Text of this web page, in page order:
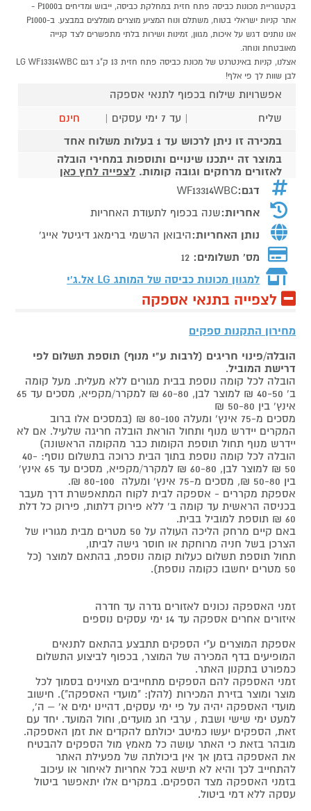
בקטגוריית מכונות כביסה פתח חזית במחלקת כביסה, ייבוש ומדיחים בP1000 -
אתר קניות ישראלי בטוח, משתלם ונוח המציע מוצרים מומלצים במבצע. ב-P1000
אנו נותנים דגש על איכות, מגוון, זמינות ושירות בלתי מתפשרים לצד קנייה
מאובטחת ונוחה.
אצלנו, קניות באינטרנט של מכונת כביסה פתח חזית 13 ק"ג דגם LG WF13314WBC
לבן שוות לך פי אלף!
אפשרויות שילוח בכפוף לתנאי אספקה
שליח
| עד 7 ימי עסקים |
חינם
במכירה זו ניתן לרכוש עד 1 בעלות משלוח אחד
במוצר זה ייתכנו שינויים ותוספות במחירי הובלה
לאזורים מרחקים וגובה קומות. לצפייה לחץ כאן
דגם:WF13314WBC
אחריות:שנה בכפוף לתעודת האחריות
נותן האחריות:היבואן הרשמי ברימאג דיגיטל אייג'
מס' תשלומים: 12
למגוון מכונות כביסה של המותג LG אל.ג'י
לצפייה בתנאי אספקה
מחירון התקנות ספקים
הובלה/פינוי חריגים (לרבות ע"י מנוף) תוספת תשלום לפי
דרישת המוביל.
הובלה לכל קומה נוספת בבית מגורים ללא מעלית. מעל קומה
ב' 40-50 ₪ למוצר לבן, 60-80 ₪ למקרר/מקפיא, מסכים עד 65
אינץ' בין 50-80 ₪
מסכים מ-75 אינץ' ומעלה 80-100 ₪ (במסכים אלו ברוב
המקרים יידרש מנוף ותחול הוראת הובלה חריגה שלעיל. אם לא
יידרש מנוף תחול תוספת הקומות כבר מהקומה הראשונה)
הובלה לכל קומה נוספת בתוך הבית כרוכה בתשלום נוסף: 40-
50 ₪ למוצר לבן, 60-80 ₪ למקרר/מקפיא, מסכים עד 65 אינץ'
בין 50-80 ₪, מסכים מ-75 אינץ' ומעלה 80-100 ₪.
אספקת מקררים - אספקה לבית לקוח המתאפשרת דרך מעבר
בכניסה הראשית עד קומה ב' ללא פירוק דלתות, פירוק כל דלת
60 ₪ תוספת למוביל בבית.
באם קיים מרחק הליכה העולה על 50 מטרים מבית מגוריו של
הצרכן בשל חניה מרוחקת או חוסר גישה לביתו,
תחול תוספת תשלום כעלות קומה נוספת, בהתאם למוצר (כל
50 מטרים יחשבו כקומה נוספת).
זמני האספקה נכונים לאזורים גדרה עד חדרה
איזורים אחרים אספקה עד 14 ימי עסקים נוספים
אספקת המוצרים ע"י הספקים תתבצע בהתאם לתנאים
המופיעים בדף המכירה של המוצר, בכפוף לביצוע התשלום
כמפורט בתקנון האתר.
זמני האספקה להם הספקים מתחייבים מצוינים בסמוך לכל
מוצר ומוצר בזירת המכירות (להלן: "מועדי האספקה"). חישוב
מועדי האספקה יהיה על פי ימי עסקים, דהיינו ימים א' – ה',
למעט ימי שישי ושבת , ערבי חג מועדים, וחול המועד. יחד עם
זאת, הספקים יעשו כמיטב יכולתם להקדים את זמן האספקה.
מובהר בזאת כי האתר עושה כל מאמץ מול הספקים להבטיח
את האספקה בזמן אך אין ביכולתה של מפעילת האתר
להתחייב לכך והיא לא תישא בכל אחריות לאיחור או עיכוב
בזמני האספקה מצד הספקים. במקרים אלו יתאפשר ביטול
עסקה ללא דמי ביטול.